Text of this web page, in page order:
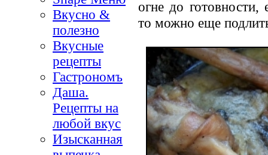
Вкусно &
полезно
Вкусные
рецепты
Гастрономъ
Даша.
Рецепты на
любой вкус
Изысканная
огне до готовности,
то можно еще